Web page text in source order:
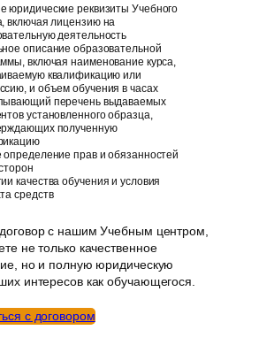
юридические реквизиты Учебного
включая лицензию на
деятельность
описание образовательной
включая наименование курса,
квалификацию или
и объем обучения в часах
перечень выдаваемых
установленного образца,
полученную
определение прав и обязанностей
качества обучения и условия
средств
с нашим Учебным центром,
не только качественное
но и полную юридическую
интересов как обучающегося.
с договором